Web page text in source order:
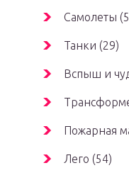
Самолеты
Танки (29)
Вспыш и
Пожарная
Лего (54)